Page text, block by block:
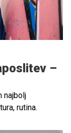
–
najbolj
rutina.